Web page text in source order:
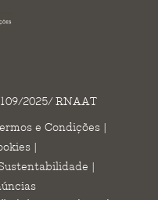
2025/ RNAAT
e Condições|
|
|